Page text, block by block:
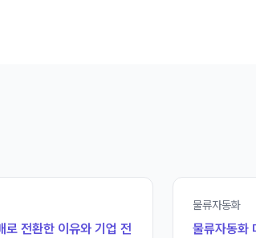
전환한 이유와 기업 전
물류자동화
물류자동화